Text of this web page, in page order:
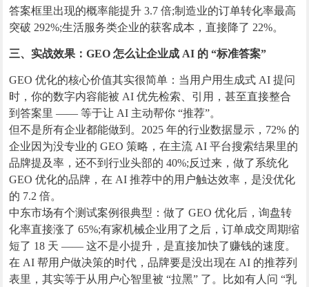
答案框里出现的概率能提升 3.7 倍;制造业的订单转化率最高
突破 292%;生活服务类企业的获客成本，直接降了 22%。
三、实战效果：GEO 怎么让企业成 AI 的 “标准答案”
GEO 优化的核心价值其实很简单：当用户用生成式 AI 提问
时，你的数字内容能被 AI 优先检索、引用，甚至直接整合
到答案里 —— 等于让 AI 主动帮你 “推荐”。
但不是所有企业都能做到。2025 年的行业数据显示，72% 的
企业因为没专业的 GEO 策略，在主流 AI 平台搜索结果里的
品牌提及率，还不到行业头部的 40%;反过来，做了系统化
GEO 优化的品牌，在 AI 推荐中的用户触达效率，是没优化
的 7.2 倍。
中东市场有个测试案例很典型：做了 GEO 优化后，询盘转
化率直接涨了 65%;有家机械企业用了之后，订单成交周期缩
短了 18 天 —— 这不是小提升，是直接加快了赚钱的速度。
在 AI 帮用户做决策的时代，品牌要是没出现在 AI 的推荐列
表里，其实等于从用户心智里被 “拉黑” 了。比如有人问 “乳